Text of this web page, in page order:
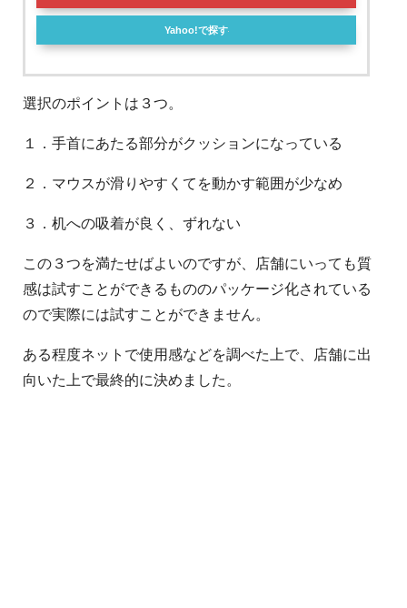
Yahoo!で探す
選択のポイントは３つ。
１．手首にあたる部分がクッションになっている
２．マウスが滑りやすくてを動かす範囲が少なめ
３．机への吸着が良く、ずれない
この３つを満たせばよいのですが、店舗にいっても質
感は試すことができるもののパッケージ化されている
ので実際には試すことができません。
ある程度ネットで使用感などを調べた上で、店舗に出
向いた上で最終的に決めました。